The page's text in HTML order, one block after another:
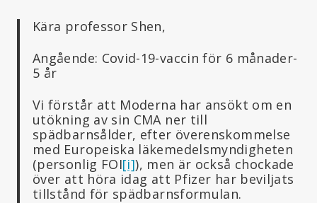
Kära professor Shen,
Angående: Covid-19-vaccin för 6 månader-
5 år
Vi förstår att Moderna har ansökt om en
utökning av sin CMA ner till
spädbarnsålder, efter överenskommelse
med Europeiska läkemedelsmyndigheten
(personlig FOI[i]), men är också chockade
över att höra idag att Pfizer har beviljats
tillstånd för spädbarnsformulan.